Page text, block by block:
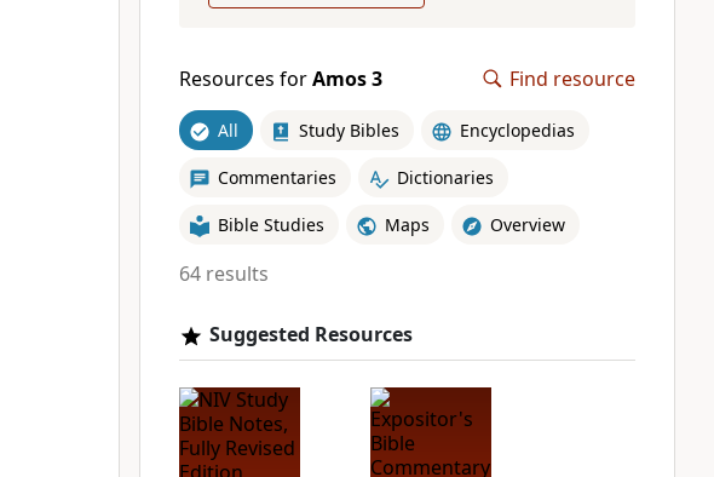
Resources forAmos 3 Find resource
All Study Bibles Encyclopedias
Commentaries Dictionaries
Bible Studies Maps Overview
64 results
Suggested Resources